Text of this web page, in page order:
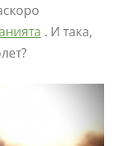
. И така,